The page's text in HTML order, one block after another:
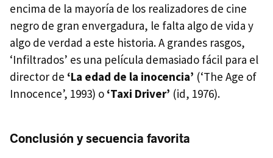
encima de la mayoría de los realizadores de cine
negro de gran envergadura, le falta algo de vida y
algo de verdad a este historia. A grandes rasgos,
‘Infiltrados’ es una película demasiado fácil para el
director de ‘La edad de la inocencia’ (‘The Age of
Innocence’, 1993) o ‘Taxi Driver’ (id, 1976).
Conclusión y secuencia favorita